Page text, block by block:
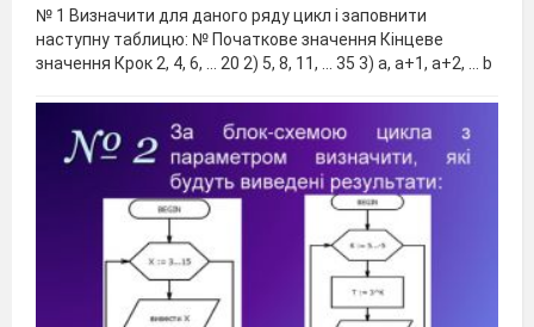
№ 1 Визначити для даного ряду цикл і заповнити
наступну таблицю: № Початкове значення Кінцеве
значення Крок 2, 4, 6, … 20 2) 5, 8, 11, … 35 3) а, а+1, а+2, … b